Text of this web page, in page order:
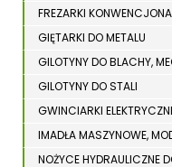
FREZARKI
GIĘTARKI DO METALU
GILOTYNY DO BLACHY,
GILOTYNY DO STALI
GWINCIARKI
IMADŁA MASZYNOWE,
NOŻYCE HYDRAULICZNE